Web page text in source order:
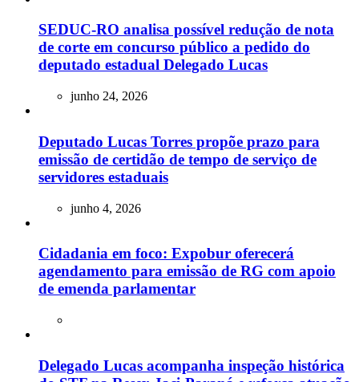
SEDUC-RO analisa possível redução de nota
de corte em concurso público a pedido do
deputado estadual Delegado Lucas
junho 24, 2026
Deputado Lucas Torres propõe prazo para
emissão de certidão de tempo de serviço de
servidores estaduais
junho 4, 2026
Cidadania em foco: Expobur oferecerá
agendamento para emissão de RG com apoio
de emenda parlamentar
Delegado Lucas acompanha inspeção histórica